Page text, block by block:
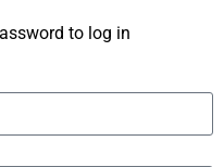
to log in